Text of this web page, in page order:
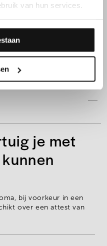
van hun services.
je met
, bij voorkeur in een
over een attest van